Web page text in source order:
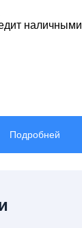
наличными
Подробней